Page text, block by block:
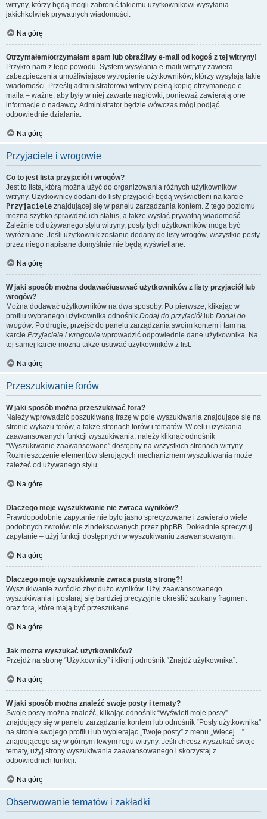
witryny, którzy będą mogli zabronić takiemu użytkownikowi wysyłania
jakichkolwiek prywatnych wiadomości.
Na górę
Otrzymałem/otrzymałam spam lub obraźliwy e-mail od kogoś z tej witryny!
Przykro nam z tego powodu. System wysyłania e-maili witryny zawiera
zabezpieczenia umożliwiające wytropienie użytkowników, którzy wysyłają takie
wiadomości. Prześlij administratorowi witryny pełną kopię otrzymanego e-
maila – ważne, aby były w niej zawarte nagłówki, ponieważ zawierają one
informacje o nadawcy. Administrator będzie wówczas mógł podjąć
odpowiednie działania.
Na górę
Przyjaciele i wrogowie
Co to jest lista przyjaciół i wrogów?
Jest to lista, którą można użyć do organizowania różnych użytkowników
witryny. Użytkownicy dodani do listy przyjaciół będą wyświetleni na karcie
Przyjaciele znajdującej się w panelu zarządzania kontem. Z tego poziomu
można szybko sprawdzić ich status, a także wysłać prywatną wiadomość.
Zależnie od używanego stylu witryny, posty tych użytkowników mogą być
wyróżniane. Jeśli użytkownik zostanie dodany do listy wrogów, wszystkie posty
przez niego napisane domyślnie nie będą wyświetlane.
Na górę
W jaki sposób można dodawać/usuwać użytkowników z listy przyjaciół lub
wrogów?
Można dodawać użytkowników na dwa sposoby. Po pierwsze, klikając w
profilu wybranego użytkownika odnośnik Dodaj do przyjaciół lub Dodaj do
wrogów. Po drugie, przejść do panelu zarządzania swoim kontem i tam na
karcie Przyjaciele i wrogowie wprowadzić odpowiednie dane użytkownika. Na
tej samej karcie można także usuwać użytkowników z list.
Na górę
Przeszukiwanie forów
W jaki sposób można przeszukiwać fora?
Należy wprowadzić poszukiwaną frazę w pole wyszukiwania znajdujące się na
stronie wykazu forów, a także stronach forów i tematów. W celu uzyskania
zaawansowanych funkcji wyszukiwania, należy kliknąć odnośnik
“Wyszukiwanie zaawansowane” dostępny na wszystkich stronach witryny.
Rozmieszczenie elementów sterujących mechanizmem wyszukiwania może
zależeć od używanego stylu.
Na górę
Dlaczego moje wyszukiwanie nie zwraca wyników?
Prawdopodobnie zapytanie nie było jasno sprecyzowane i zawierało wiele
podobnych zwrotów nie zindeksowanych przez phpBB. Dokładnie sprecyzuj
zapytanie – użyj funkcji dostępnych w wyszukiwaniu zaawansowanym.
Na górę
Dlaczego moje wyszukiwanie zwraca pustą stronę?!
Wyszukiwanie zwróciło zbyt dużo wyników. Użyj zaawansowanego
wyszukiwania i postaraj się bardziej precyzyjnie określić szukany fragment
oraz fora, które mają być przeszukane.
Na górę
Jak można wyszukać użytkowników?
Przejdź na stronę “Użytkownicy” i kliknij odnośnik “Znajdź użytkownika”.
Na górę
W jaki sposób można znaleźć swoje posty i tematy?
Swoje posty można znaleźć, klikając odnośnik “Wyświetl moje posty”
znajdujący się w panelu zarządzania kontem lub odnośnik “Posty użytkownika”
na stronie swojego profilu lub wybierając „Twoje posty” z menu „Więcej…”
znajdującego się w górnym lewym rogu witryny. Jeśli chcesz wyszukać swoje
tematy, użyj strony wyszukiwania zaawansowanego i skorzystaj z
odpowiednich funkcji.
Na górę
Obserwowanie tematów i zakładki